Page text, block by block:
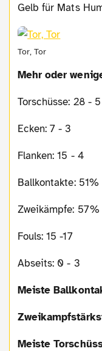
Gelb für Mats
Tor, Tor
Mehr oder
Torschüsse: 28 - 5
Ecken: 7 - 3
Flanken: 15 - 4
Ballkontakte:
Zweikämpfe:
Fouls: 15 -17
Abseits: 0 - 3
Meiste
Meiste